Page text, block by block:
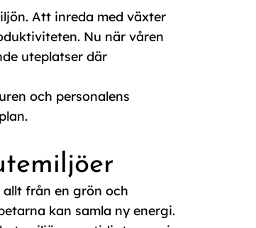
Att inreda med växter
Nu när våren
uteplatser där
och personalens
från en grön och
kan samla ny energi.